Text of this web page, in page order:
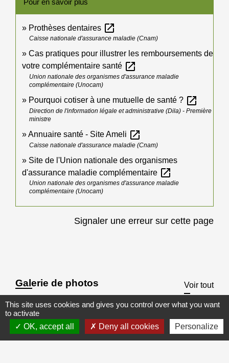
Prothèses dentaires open_in_new
Caisse nationale d'assurance maladie (Cnam)
Cas pratiques pour illustrer les remboursements de
votre complémentaire santé open_in_new
Union nationale des organismes d'assurance maladie
complémentaire (Unocam)
Pourquoi cotiser à une mutuelle de santé ? open_in_new
Direction de l'information légale et administrative (Dila) - Première
ministre
Annuaire santé - Site Ameli open_in_new
Caisse nationale d'assurance maladie (Cnam)
Site de l'Union nationale des organismes
d'assurance maladie complémentaire open_in_new
Union nationale des organismes d'assurance maladie
complémentaire (Unocam)
Signaler une erreur sur cette page
Galerie de photos Voir tout
This site uses cookies and gives you control over what you want
to activate
OK, accept all
Deny all cookies Personalize